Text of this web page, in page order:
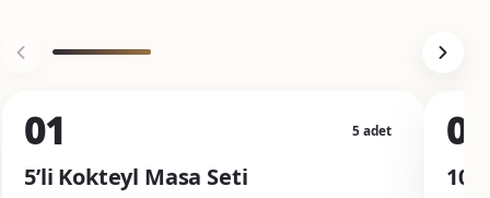
01 5 adet
5’li Kokteyl Masa Seti
02